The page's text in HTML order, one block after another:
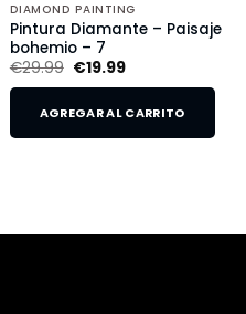
DIAMOND PAINTING
Pintura Diamante – Paisaje
bohemio – 7
€29.99 €19.99
AGREGAR AL CARRITO